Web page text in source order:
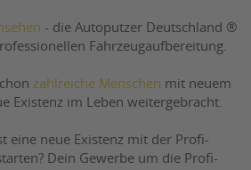
- die Autoputzer Deutschland ®
Fahrzeugaufbereitung.
zahlreiche Menschen mit neuem
Existenz im Leben weitergebracht.
eine neue Existenz mit der Profi-
Dein Gewerbe um die Profi-